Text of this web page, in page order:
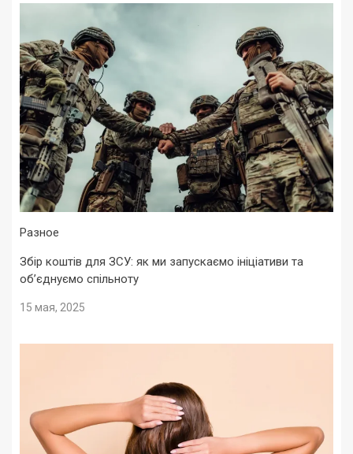
Разное
Збір коштів для ЗСУ: як ми запускаємо ініціативи та
об’єднуємо спільноту
15 мая, 2025